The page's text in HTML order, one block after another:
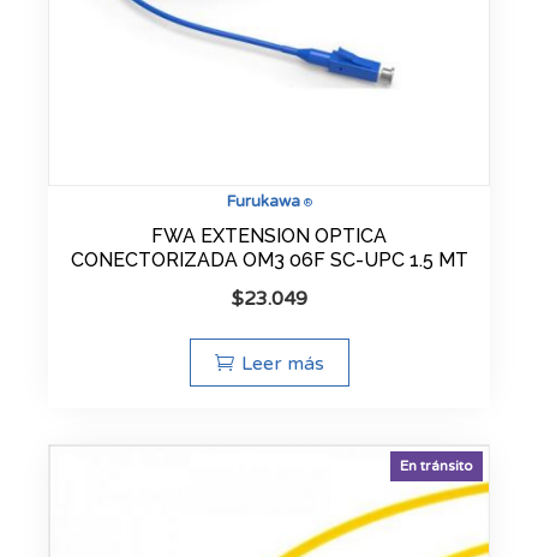
Furukawa®
FWA EXTENSION OPTICA
CONECTORIZADA OM3 06F SC-UPC 1.5 MT
$23.049
Leer más
En tránsito